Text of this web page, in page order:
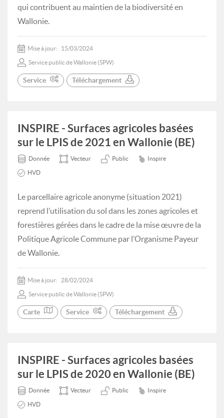
qui contribuent au maintien de la biodiversité en
Wallonie.
Mise à jour: 15/03/2024
Service public de Wallonie (SPW)
Service Téléchargement
INSPIRE - Surfaces agricoles basées
sur le LPIS de 2021 en Wallonie (BE)
Donnée Vecteur Public Inspire
HVD
Le parcellaire agricole anonyme (situation 2021)
reprend l’utilisation du sol dans les zones agricoles et
forestières gérées dans le cadre de la mise œuvre de la
Politique Agricole Commune par l’Organisme Payeur
de Wallonie.
Mise à jour: 28/02/2024
Service public de Wallonie (SPW)
Carte Service Téléchargement
INSPIRE - Surfaces agricoles basées
sur le LPIS de 2020 en Wallonie (BE)
Donnée Vecteur Public Inspire
HVD